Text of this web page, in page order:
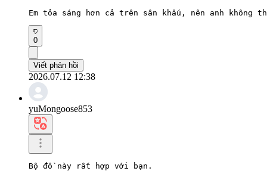
Em tỏa sáng hơn cả trên sân khấu, nên anh không
0
Viết phản hồi
2026.07.12 12:38
yuMongoose853
Bộ đồ này rất hợp với bạn.